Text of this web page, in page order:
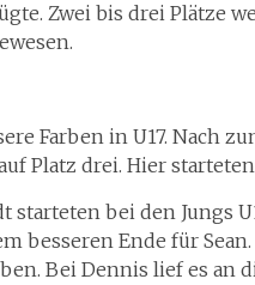
Zwei bis drei Plätze
Farben in U17. Nach
Platz drei. Hier
bei den Jungs
besseren Ende für
Bei Dennis lief es an